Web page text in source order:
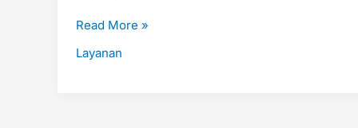
Read More »
Layanan